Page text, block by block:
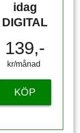
idag
DIGITAL
139,-
kr/månad ​​​​​​
KÖP